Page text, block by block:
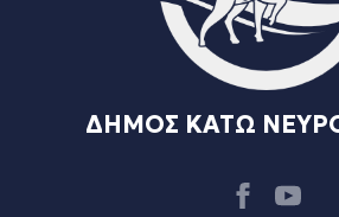
ΔΗΜΟΣ ΚΑΤΩ